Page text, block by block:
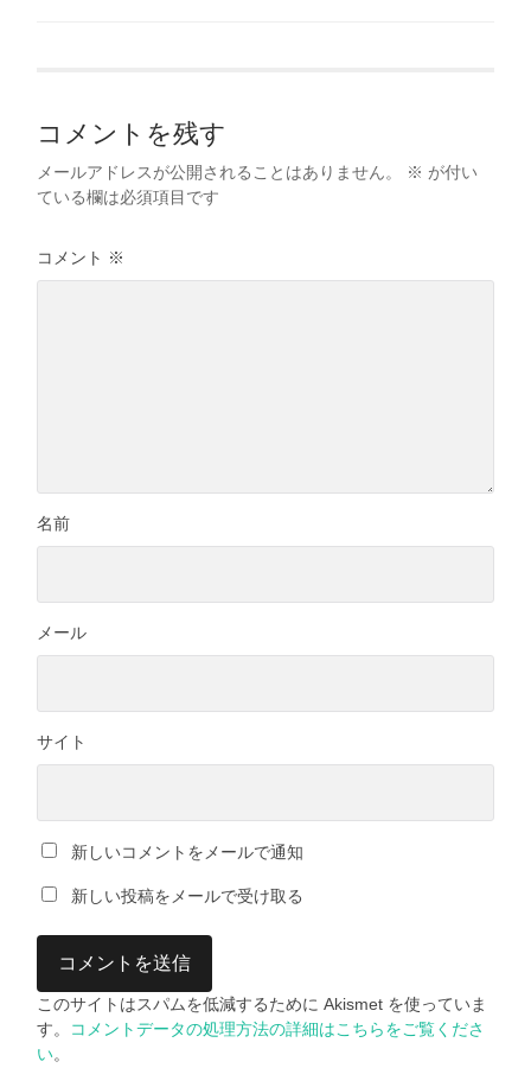
コメントを残す
メールアドレスが公開されることはありません。 ※ が付い
ている欄は必須項目です
コメント ※
名前
メール
サイト
新しいコメントをメールで通知
新しい投稿をメールで受け取る
このサイトはスパムを低減するために Akismet を使っていま
す。
コメントデータの処理方法の詳細はこちらをご覧くださ
い。